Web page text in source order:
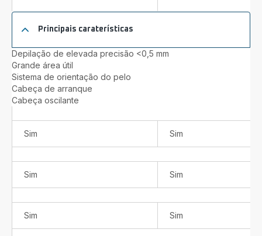
&
DRY
Principais caraterísticas
Depilação de elevada precisão <0,5 mm
Grande área útil
Sistema de orientação do pelo
Cabeça de arranque
Cabeça oscilante
Sim Sim
Sim Sim
Sim Sim